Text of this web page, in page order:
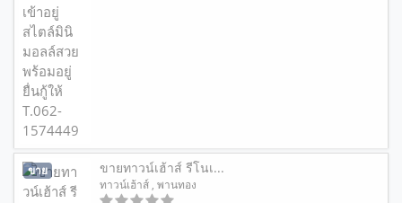
ขาย ขายทาวน์เฮ้าส์ รีโนเ...
ทาวน์เฮ้าส์ , พานทอง